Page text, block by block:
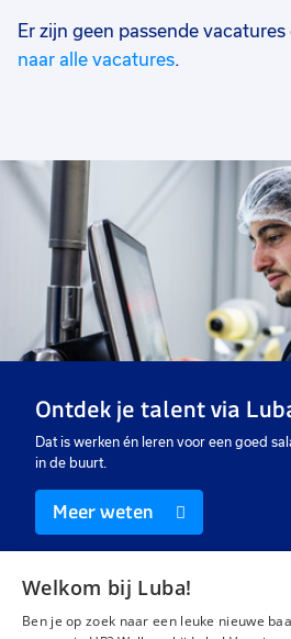
Sluiten
Er zijn geen passende
naar alle vacatures.
Ontdek je talent via
Dat is werken én leren voor een goed
in de buurt.
Meer weten
Welkom bij Luba!
Ben je op zoek naar een leuke nieuwe